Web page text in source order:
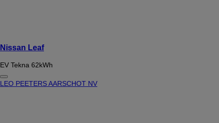
Nissan Leaf
EV Tekna 62kWh
LEO PEETERS AARSCHOT NV